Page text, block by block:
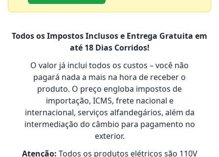
Todos os Impostos Inclusos e Entrega Gratuita em
até 18 Dias Corridos!
O valor já inclui todos os custos – você não
pagará nada a mais na hora de receber o
produto. O preço engloba impostos de
importação, ICMS, frete nacional e
internacional, serviços alfandegários, além da
intermediação do câmbio para pagamento no
exterior.
Atenção: Todos os produtos elétricos são 110V